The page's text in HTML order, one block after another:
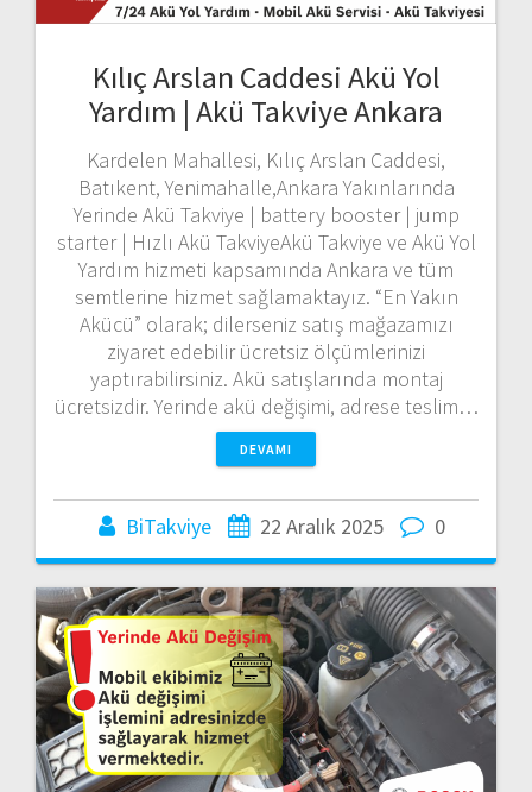
Kılıç Arslan Caddesi Akü Yol
Yardım | Akü Takviye Ankara
Kardelen Mahallesi, Kılıç Arslan Caddesi,
Batıkent, Yenimahalle,Ankara Yakınlarında
Yerinde Akü Takviye | battery booster | jump
starter | Hızlı Akü TakviyeAkü Takviye ve Akü Yol
Yardım hizmeti kapsamında Ankara ve tüm
semtlerine hizmet sağlamaktayız. “En Yakın
Akücü” olarak; dilerseniz satış mağazamızı
ziyaret edebilir ücretsiz ölçümlerinizi
yaptırabilirsiniz. Akü satışlarında montaj
ücretsizdir. Yerinde akü değişimi, adrese teslim…
DEVAMI
BiTakviye 22 Aralık 2025 0